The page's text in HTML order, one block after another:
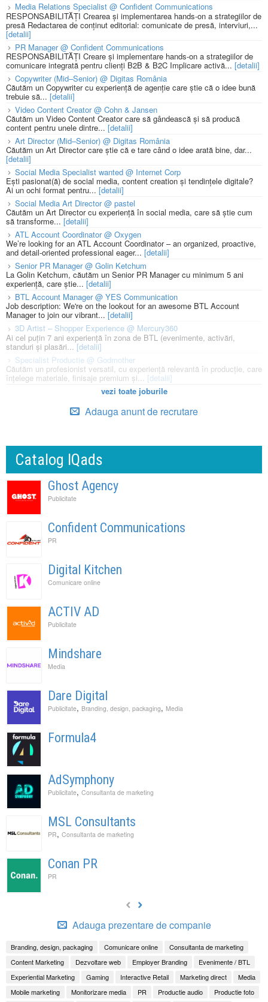
Media Relations Specialist @ Confident Communications
RESPONSABILITĂȚI Crearea și implementarea hands-on a strategiilor de
presă Redactarea de conținut editorial: comunicate de presă, interviuri,...
[detalii]
PR Manager @ Confident Communications
RESPONSABILITĂȚI Creare și implementare hands-on a strategiilor de
comunicare integrată pentru clienți B2B & B2C Implicare activă... [detalii]
Copywriter (Mid–Senior) @ Digitas România
Căutăm un Copywriter cu experiență de agenție care știe că o idee bună
trebuie să... [detalii]
Video Content Creator @ Cohn & Jansen
Căutăm un Video Content Creator care să gândească și să producă
content pentru unele dintre... [detalii]
Art Director (Mid–Senior) @ Digitas România
Căutăm un Art Director care știe că e tare când o idee arată bine, dar...
[detalii]
Social Media Specialist wanted @ Internet Corp
Ești pasionat(ă) de social media, content creation și tendințele digitale?
Ai un ochi format pentru... [detalii]
Social Media Art Director @ pastel
Căutăm un Art Director cu experiență în social media, care să știe cum
să transforme... [detalii]
ATL Account Coordinator @ Oxygen
We’re looking for an ATL Account Coordinator – an organized, proactive,
and detail-oriented professional eager... [detalii]
Senior PR Manager @ Golin Ketchum
La Golin Ketchum, căutăm un Senior PR Manager cu minimum 5 ani
experiență, care știe... [detalii]
BTL Account Manager @ YES Communication
Job description: We're on the lookout for an awesome BTL Account
Manager to join our vibrant... [detalii]
3D Artist – Shopper Experience @ Mercury360
Ai cel puțin 7 ani experiență în zona de BTL (evenimente, activări,
standuri și plasări...[detalii]
Specialist Productie @ Godmother
Căutăm un profesionist versatil, cu experiență relevantă în producție, care
înțelege materiale, finisaje premium și... [detalii]
vezi toate joburile
Adauga anunt de recrutare
Catalog IQads
Ghost Agency
Publicitate
Confident Communications
PR
Digital Kitchen
Comunicare online
ACTIV AD
Publicitate
Mindshare
Media
Dare Digital
Publicitate, Branding, design, packaging, Media
Formula4
AdSymphony
Publicitate, Consultanta de marketing
MSL Consultants
PR, Consultanta de marketing
Conan PR
PR
Adauga prezentare de companie
Branding, design, packaging Comunicare online
Consultanta de marketing
Content Marketing
Dezvoltare web Employer Branding
Evenimente / BTL
Experiential Marketing
Gaming Interactive Retail Marketing direct
Media
Mobile marketing
Monitorizare media PR Productie audio
Productie foto